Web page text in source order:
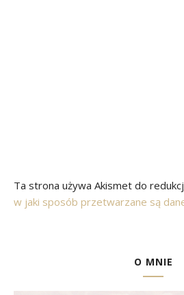
Ta strona używa Akismet do
w jaki sposób przetwarzane są
O MNIE